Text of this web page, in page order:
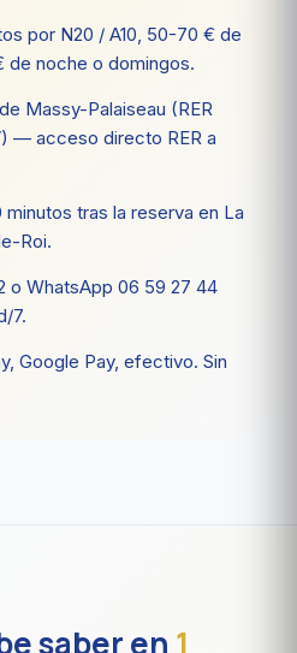
por N20 / A10, 50-70 € de
de noche o domingos.
Massy-Palaiseau (RER
— acceso directo RER a
minutos tras la reserva en La
Roi.
o WhatsApp 06 59 27 44
7.
Google Pay, efectivo. Sin
saber en 1